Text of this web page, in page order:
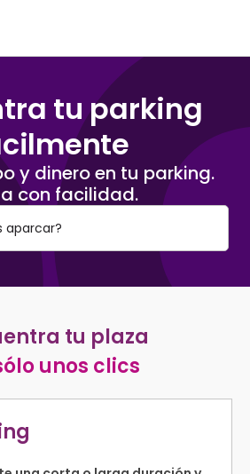
tu parking
y dinero en tu parking.
con facilidad.
tu plaza
unos clics